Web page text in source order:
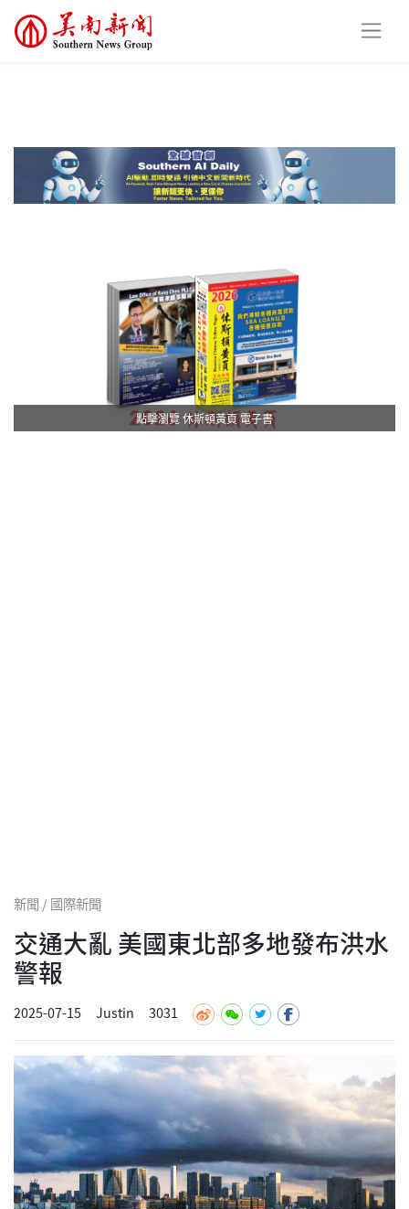
點擊瀏覽 休斯頓黃頁 電子書
新聞 / 國際新聞
交通大亂 美國東北部多地發布洪水
警報
2025-07-15 Justin 3031